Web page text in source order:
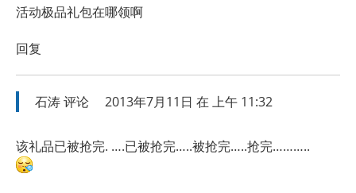
活动极品礼包在哪领啊
回复
石涛评论 2013年7月11日 在 上午 11:32
该礼品已被抢完. ….已被抢完…..被抢完…..抢完………..